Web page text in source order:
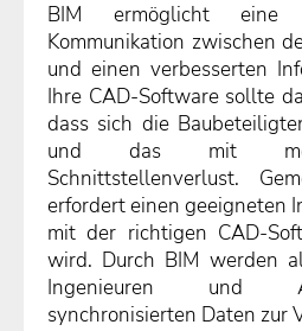
BIM ermöglicht eine
Kommunikation zwischen
und einen verbesserten
Ihre CAD-Software sollte
dass sich die
und das mit
Schnittstellenverlust.
erfordert einen geeigneten
mit der richtigen CAD-
wird. Durch BIM werden
Ingenieuren und
synchronisierten Daten zur